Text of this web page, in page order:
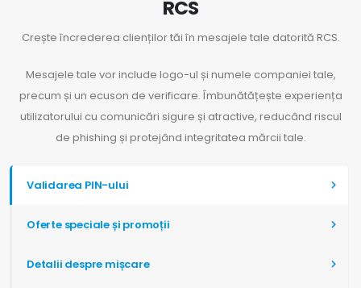
RCS
Crește încrederea clienților tăi în mesajele tale datorită RCS.
Mesajele tale vor include logo-ul și numele companiei tale,
precum și un ecuson de verificare. Îmbunătățește experiența
utilizatorului cu comunicări sigure și atractive, reducând riscul
de phishing și protejând integritatea mărcii tale.
Validarea PIN-ului
Oferte speciale și promoții
Detalii despre mișcare